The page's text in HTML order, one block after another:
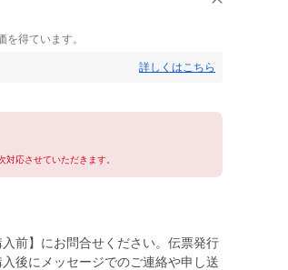
得ています。
詳しくはこちら
応させていただきます。
前】にお問合せください。伝票発行
後にメッセージでのご連絡や申し送